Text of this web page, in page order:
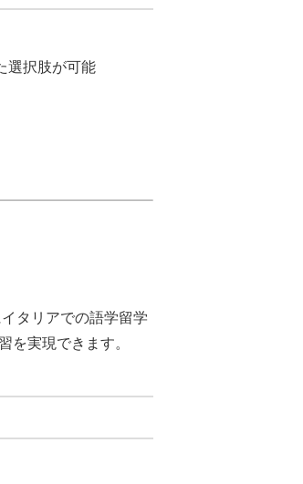
選択肢が可能
タリアでの語学留学
を実現できます。